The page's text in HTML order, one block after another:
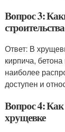
Вопрос 3:
Ответ: В
кирпича,
наиболее
доступен и
Вопрос 4:
хрущевке